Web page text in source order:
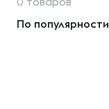
По популярности